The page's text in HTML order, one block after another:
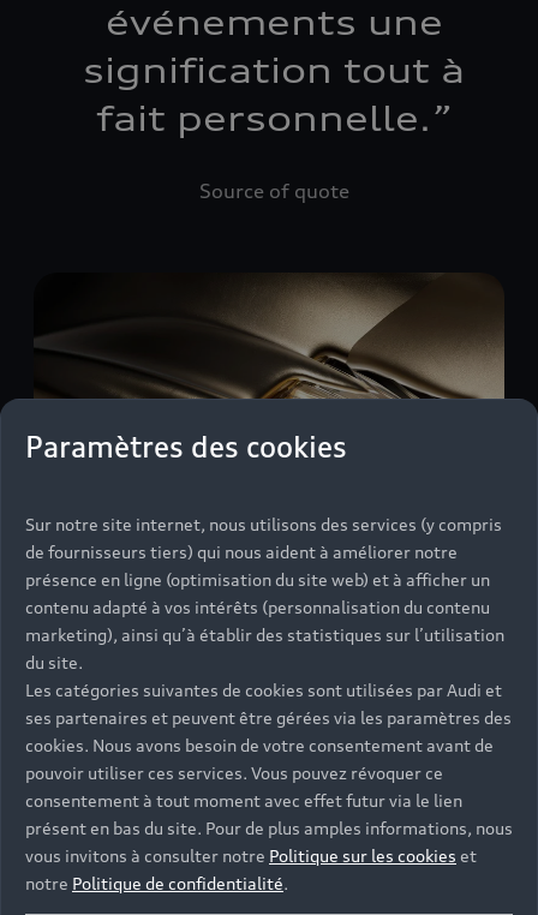
événements une
signification tout à
fait personnelle.”
Source of quote
Paramètres des cookies
Sur notre site internet, nous utilisons des services (y compris
de fournisseurs tiers) qui nous aident à améliorer notre
présence en ligne (optimisation du site web) et à afficher un
contenu adapté à vos intérêts (personnalisation du contenu
marketing), ainsi qu’à établir des statistiques sur l’utilisation
du site.
Les catégories suivantes de cookies sont utilisées par Audi et
ses partenaires et peuvent être gérées via les paramètres des
cookies. Nous avons besoin de votre consentement avant de
pouvoir utiliser ces services. Vous pouvez révoquer ce
consentement à tout moment avec effet futur via le lien
présent en bas du site. Pour de plus amples informations, nous
vous invitons à consulter notre Politique sur les cookies et
notre Politique de confidentialité.